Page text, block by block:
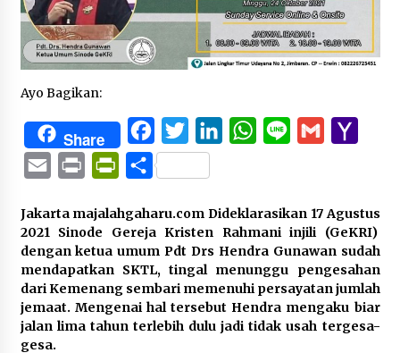
Ayo Bagikan:
Share FacebookTwitterLinkedInWhatsApp
Line Gmail
Email Print PrintFriendly
Share
Jakarta majalahgaharu.com Dideklarasikan 17 Agustus
2021 Sinode Gereja Kristen Rahmani injili (GeKRI)
dengan ketua umum Pdt Drs Hendra Gunawan sudah
mendapatkan SKTL, tingal menunggu pengesahan
dari Kemenang sembari memenuhi persayatan jumlah
jemaat. Mengenai hal tersebut Hendra mengaku biar
jalan lima tahun terlebih dulu jadi tidak usah tergesa-
gesa.